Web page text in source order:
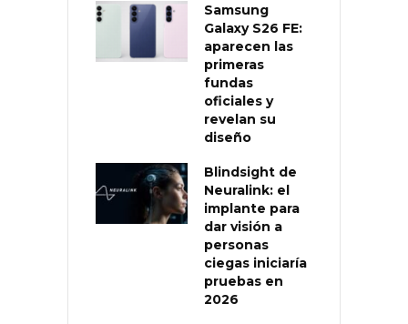
Samsung
Galaxy S26 FE:
aparecen las
primeras
fundas
oficiales y
revelan su
diseño
Blindsight de
Neuralink: el
implante para
dar visión a
personas
ciegas iniciaría
pruebas en
2026